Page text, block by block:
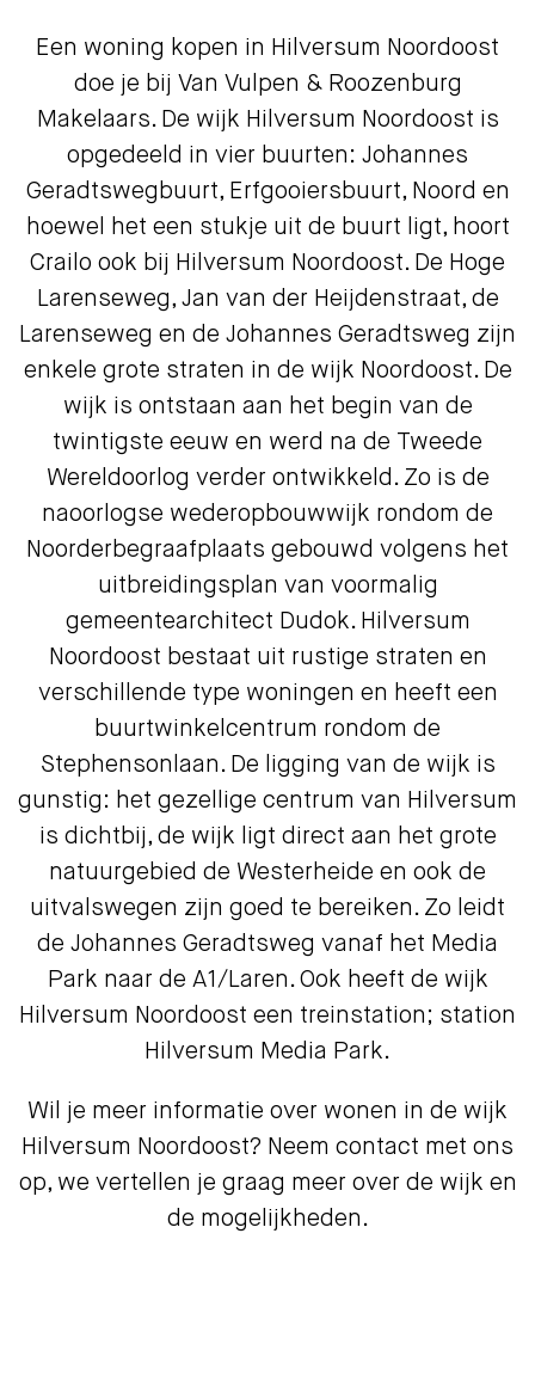
Een woning kopen in Hilversum Noordoost
doe je bij Van Vulpen & Roozenburg
Makelaars. De wijk Hilversum Noordoost is
opgedeeld in vier buurten: Johannes
Geradtswegbuurt, Erfgooiersbuurt, Noord en
hoewel het een stukje uit de buurt ligt, hoort
Crailo ook bij Hilversum Noordoost. De Hoge
Larenseweg, Jan van der Heijdenstraat, de
Larenseweg en de Johannes Geradtsweg zijn
enkele grote straten in de wijk Noordoost. De
wijk is ontstaan aan het begin van de
twintigste eeuw en werd na de Tweede
Wereldoorlog verder ontwikkeld. Zo is de
naoorlogse wederopbouwwijk rondom de
Noorderbegraafplaats gebouwd volgens het
uitbreidingsplan van voormalig
gemeentearchitect Dudok. Hilversum
Noordoost bestaat uit rustige straten en
verschillende type woningen en heeft een
buurtwinkelcentrum rondom de
Stephensonlaan. De ligging van de wijk is
gunstig: het gezellige centrum van Hilversum
is dichtbij, de wijk ligt direct aan het grote
natuurgebied de Westerheide en ook de
uitvalswegen zijn goed te bereiken. Zo leidt
de Johannes Geradtsweg vanaf het Media
Park naar de A1/Laren. Ook heeft de wijk
Hilversum Noordoost een treinstation; station
Hilversum Media Park.
Wil je meer informatie over wonen in de wijk
Hilversum Noordoost? Neem contact met ons
op, we vertellen je graag meer over de wijk en
de mogelijkheden.